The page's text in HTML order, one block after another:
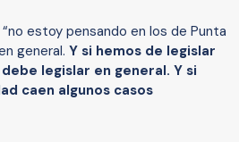
estoy pensando en los de Punta
general. Y si hemos de legislar
legislar en general. Y si
caen algunos casos